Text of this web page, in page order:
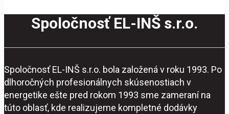
Spoločnosť EL-INŠ s.r.o.
Spoločnosť EL-INŠ s.r.o. bola založená v roku 1993. Po
dlhoročných profesionálnych skúsenostiach v
energetike ešte pred rokom 1993 sme zameraní na
túto oblasť, kde realizujeme kompletné dodávky